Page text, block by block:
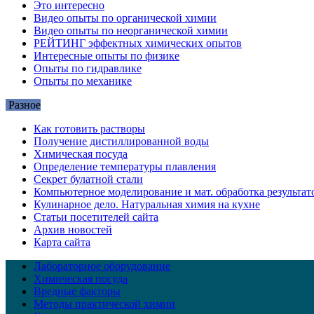
Это интересно
Видео опыты по органической химии
Видео опыты по неорганической химии
РЕЙТИНГ эффектных химических опытов
Интересные опыты по физике
Опыты по гидравлике
Опыты по механике
Разное
Как готовить растворы
Получение дистиллированной воды
Химическая посуда
Определение температуры плавления
Секрет булатной стали
Компьютерное моделирование и мат. обработка
Кулинарное дело. Натуральная химия на кухне
Статьи посетителей сайта
Архив новостей
Карта сайта
Лабораторное оборудование
Химическая посуда
Вредные факторы
Методы практической химии